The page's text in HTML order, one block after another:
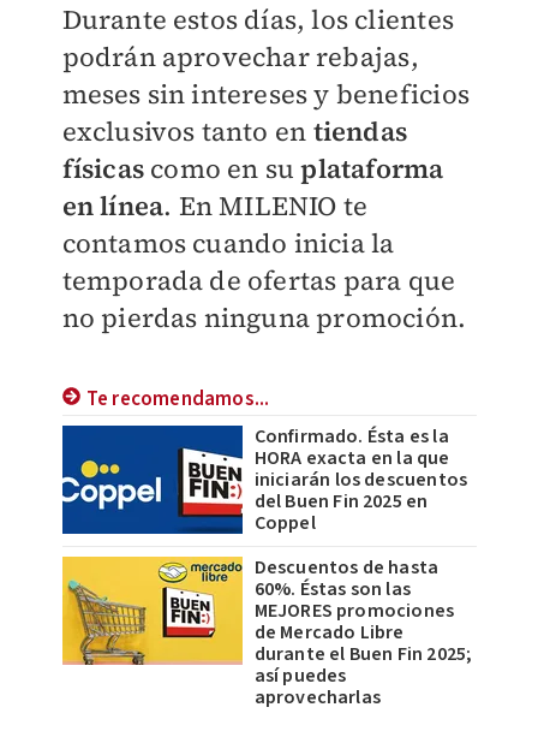
Durante estos días, los clientes
podrán aprovechar rebajas,
meses sin intereses y beneficios
exclusivos tanto en tiendas
físicas como en suplataforma
en línea. EnMILENIO te
contamos cuando inicia la
temporada de ofertas para que
no pierdas ninguna promoción.
Te recomendamos...
Confirmado. Ésta es la
HORA exacta en la que
iniciarán los descuentos
del Buen Fin 2025 en
Coppel
Descuentos de hasta
60%. Éstas son las
MEJORES promociones
de Mercado Libre
durante el Buen Fin 2025;
así puedes
aprovecharlas